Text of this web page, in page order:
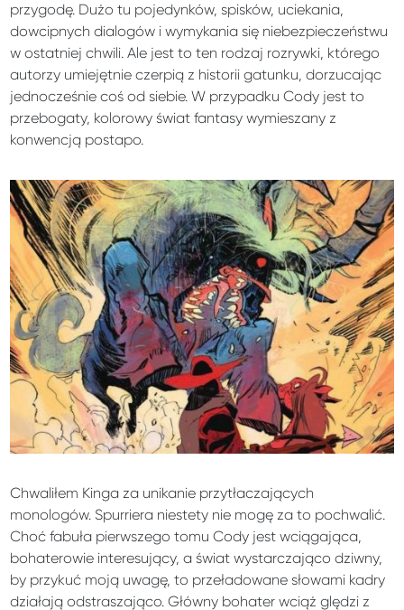
przygodę. Dużo tu pojedynków, spisków, uciekania,
dowcipnych dialogów i wymykania się niebezpieczeństwu
w ostatniej chwili. Ale jest to ten rodzaj rozrywki, którego
autorzy umiejętnie czerpią z historii gatunku, dorzucając
jednocześnie coś od siebie. W przypadku Cody jest to
przebogaty, kolorowy świat fantasy wymieszany z
konwencją postapo.
Chwaliłem Kinga za unikanie przytłaczających
monologów. Spurriera niestety nie mogę za to pochwalić.
Choć fabuła pierwszego tomu Cody jest wciągająca,
bohaterowie interesujący, a świat wystarczająco dziwny,
by przykuć moją uwagę, to przeładowane słowami kadry
działają odstraszająco. Główny bohater wciąż ględzi z